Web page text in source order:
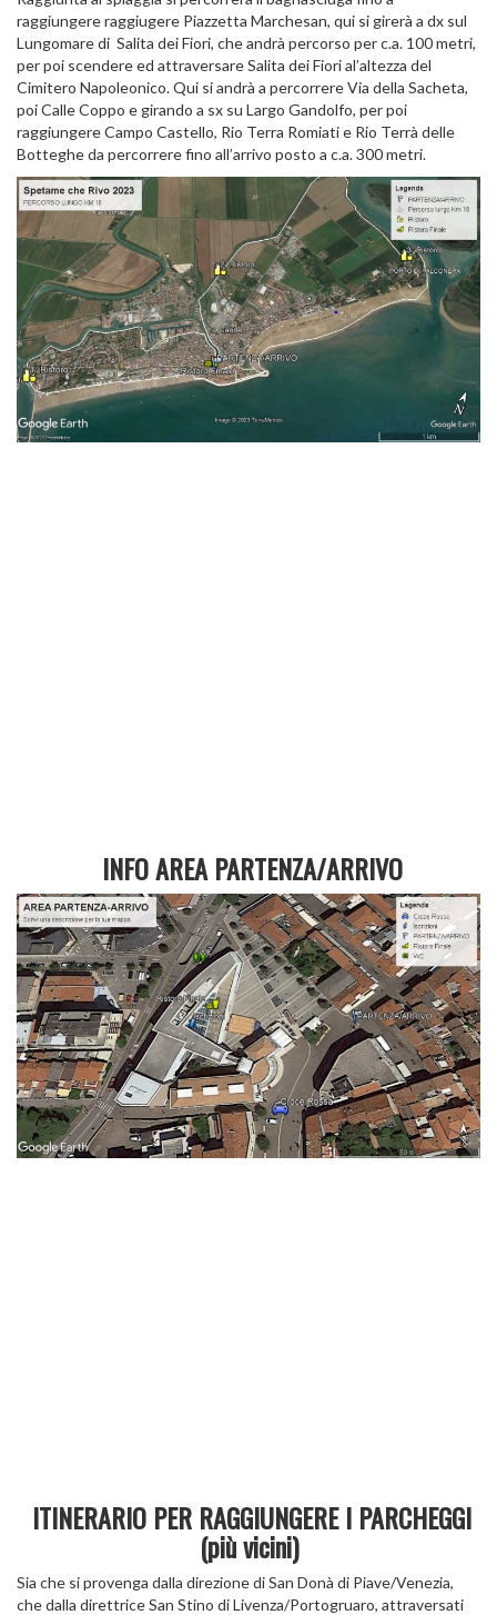
raggiungere raggiugere Piazzetta Marchesan, qui si girerà a dx sul
Lungomare di Salita dei Fiori, che andrà percorso per c.a. 100 metri,
per poi scendere ed attraversare Salita dei Fiori al’altezza del
Cimitero Napoleonico. Qui si andrà a percorrere Via della Sacheta,
poi Calle Coppo e girando a sx su Largo Gandolfo, per poi
raggiungere Campo Castello, Rio Terra Romiati e Rio Terrà delle
Botteghe da percorrere fino all’arrivo posto a c.a. 300 metri.
INFO AREA PARTENZA/ARRIVO
ITINERARIO PER RAGGIUNGERE I PARCHEGGI
(più vicini)
Sia che si provenga dalla direzione di San Donà di Piave/Venezia,
che dalla direttrice San Stino di Livenza/Portogruaro, attraversati